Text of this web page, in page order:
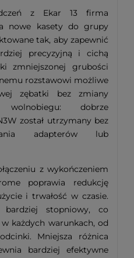
z Ekar 13 firma
nowe kasety do grupy
tak, aby zapewnić
precyzyjną i cichą
zmniejszonej grubości
rozstawowi możliwe
zębatki bez zmiany
dobrze
został utrzymany bez
adapterów lub
z wykończeniem
poprawia redukcję
i trwałość w czasie.
bardziej stopniowy, co
każdych warunkach, od
Mniejsza różnica
bardziej efektywne